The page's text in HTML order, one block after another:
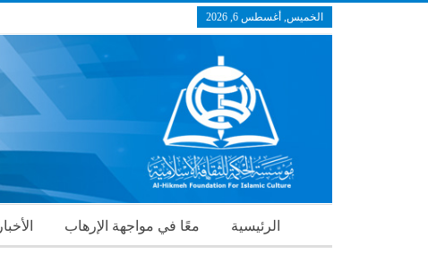
الخميس, أغسطس 6, 2026
الرئيسية معًا في مواجهة الإرهاب الأخبار